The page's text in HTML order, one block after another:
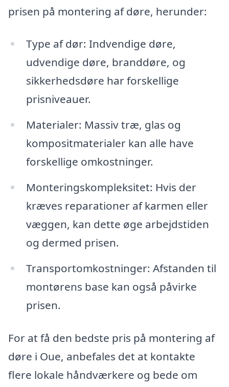
prisen på montering af døre, herunder:
Type af dør: Indvendige døre,
udvendige døre, branddøre, og
sikkerhedsdøre har forskellige
prisniveauer.
Materialer: Massiv træ, glas og
kompositmaterialer kan alle have
forskellige omkostninger.
Monteringskompleksitet: Hvis der
kræves reparationer af karmen eller
væggen, kan dette øge arbejdstiden
og dermed prisen.
Transportomkostninger: Afstanden til
montørens base kan også påvirke
prisen.
For at få den bedste pris på montering af
døre i Oue, anbefales det at kontakte
flere lokale håndværkere og bede om